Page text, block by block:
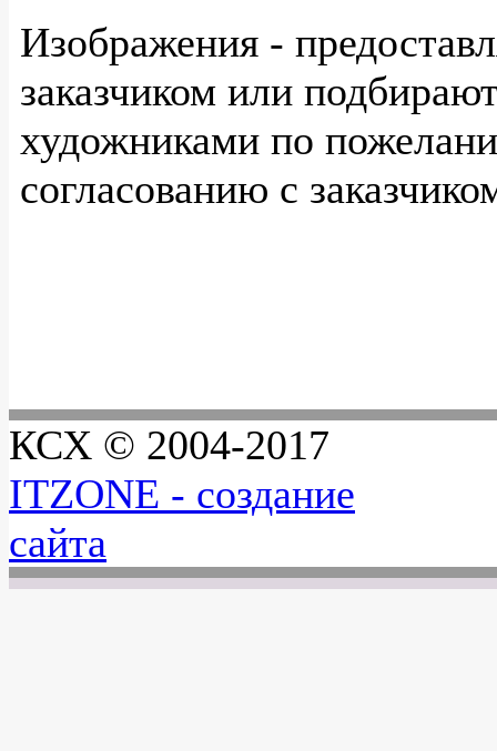
Изображения -
заказчиком или
художниками по
согласованию с
КСХ © 2004-2017
ITZONE - создание
сайта